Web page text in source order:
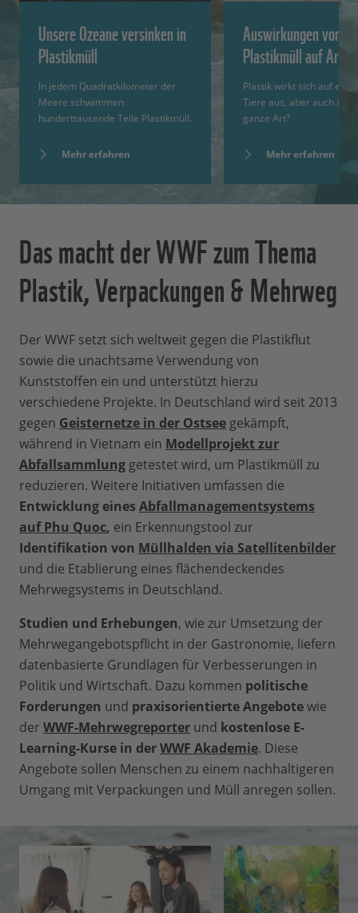
Unsere Ozeane versinken in
Plastikmüll
In jedem Quadratkilometer der
Meere schwimmen
hunderttausende Teile Plastikmüll.
Mehr erfahren
Auswirkungen von
Plastikmüll auf Arten
Plastik wirkt sich auf
Tiere aus, aber auch auf
ganze Art?
Mehr erfahren
Das macht der WWF zum Thema
Plastik, Verpackungen & Mehrweg
Der WWF setzt sich weltweit gegen die Plastikflut
sowie die unachtsame Verwendung von
Kunststoffen ein und unterstützt hierzu
verschiedene Projekte. In Deutschland wird seit 2013
gegen Geisternetze in der Ostsee gekämpft,
während in Vietnam ein Modellprojekt zur
Abfallsammlung getestet wird, um Plastikmüll zu
reduzieren. Weitere Initiativen umfassen die
Entwicklung eines Abfallmanagementsystems
auf Phu Quoc, ein Erkennungstool zur
Identifikation von Müllhalden via Satellitenbilder
und die Etablierung eines flächendeckendes
Mehrwegsystems in Deutschland.
Studien und Erhebungen, wie zur Umsetzung der
Mehrwegangebotspflicht in der Gastronomie, liefern
datenbasierte Grundlagen für Verbesserungen in
Politik und Wirtschaft. Dazu kommen politische
Forderungen und praxisorientierte Angebotewie
der WWF-Mehrwegreporter und kostenlose E-
Learning-Kurse in derWWF Akademie. Diese
Angebote sollen Menschen zu einem nachhaltigeren
Umgang mit Verpackungen und Müll anregen sollen.